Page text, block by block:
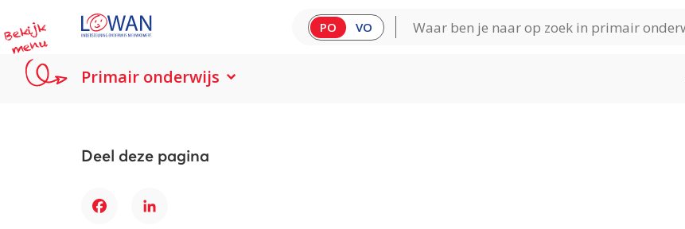
B
e
kij
k
m
e
n
u
PO VO
Primair onderwijs
Deel deze pagina
FacebookLinkedIn